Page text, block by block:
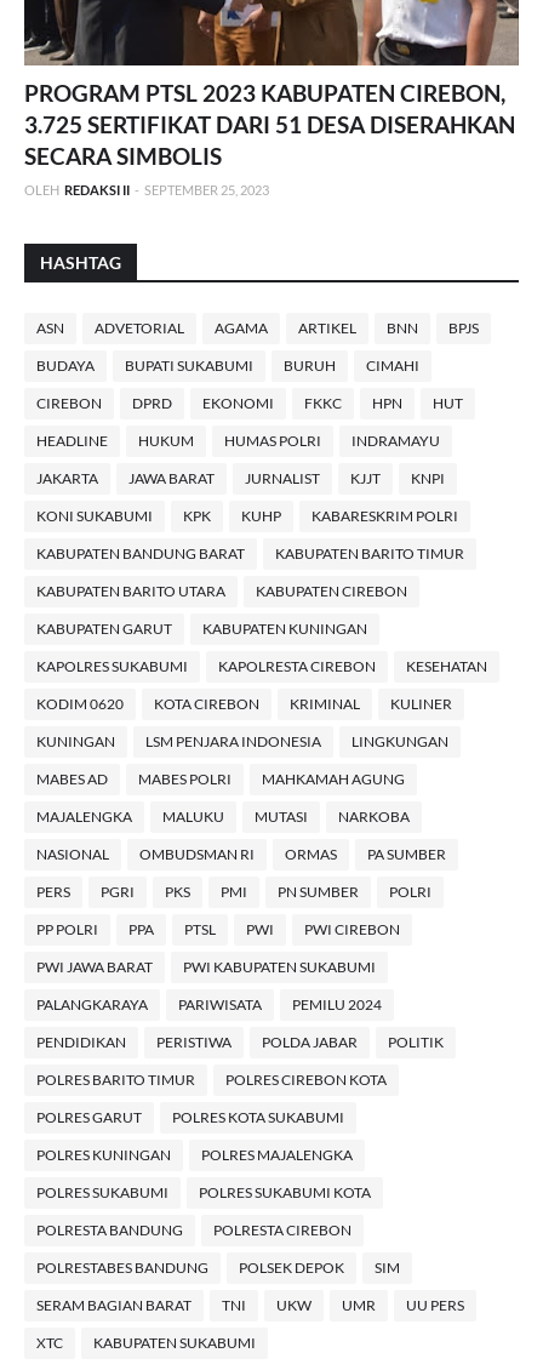
PROGRAM PTSL 2023 KABUPATEN CIREBON,
3.725 SERTIFIKAT DARI 51 DESA DISERAHKAN
SECARA SIMBOLIS
OLEH REDAKSI II - SEPTEMBER 25, 2023
HASHTAG
ASN ADVETORIAL AGAMA ARTIKEL BNN BPJS
BUDAYA BUPATI SUKABUMI BURUH CIMAHI
CIREBON DPRD EKONOMI FKKC HPN HUT
HEADLINE HUKUM HUMAS POLRI INDRAMAYU
JAKARTA JAWA BARAT JURNALIST KJJT KNPI
KONI SUKABUMI KPK KUHP KABARESKRIM POLRI
KABUPATEN BANDUNG BARAT KABUPATEN BARITO TIMUR
KABUPATEN BARITO UTARA KABUPATEN CIREBON
KABUPATEN GARUT KABUPATEN KUNINGAN
KAPOLRES SUKABUMI KAPOLRESTA CIREBON KESEHATAN
KODIM 0620 KOTA CIREBON KRIMINAL KULINER
KUNINGAN LSM PENJARA INDONESIA LINGKUNGAN
MABES AD MABES POLRI MAHKAMAH AGUNG
MAJALENGKA MALUKU MUTASI NARKOBA
NASIONAL OMBUDSMAN RI ORMAS PA SUMBER
PERS PGRI PKS PMI PN SUMBER POLRI
PP POLRI PPA PTSL PWI PWI CIREBON
PWI JAWA BARAT PWI KABUPATEN SUKABUMI
PALANGKARAYA PARIWISATA PEMILU 2024
PENDIDIKAN PERISTIWA POLDA JABAR POLITIK
POLRES BARITO TIMUR POLRES CIREBON KOTA
POLRES GARUT POLRES KOTA SUKABUMI
POLRES KUNINGAN POLRES MAJALENGKA
POLRES SUKABUMI POLRES SUKABUMI KOTA
POLRESTA BANDUNG POLRESTA CIREBON
POLRESTABES BANDUNG POLSEK DEPOK SIM
SERAM BAGIAN BARAT TNI UKW UMR UU PERS
XTC KABUPATEN SUKABUMI